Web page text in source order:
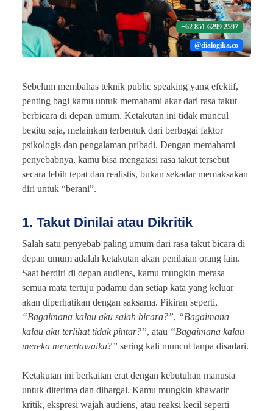
+62 851 6299 2597
@dialogika.co
Sebelum membahas teknik public speaking yang efektif,
penting bagi kamu untuk memahami akar dari rasa takut
berbicara di depan umum. Ketakutan ini tidak muncul
begitu saja, melainkan terbentuk dari berbagai faktor
psikologis dan pengalaman pribadi. Dengan memahami
penyebabnya, kamu bisa mengatasi rasa takut tersebut
secara lebih tepat dan realistis, bukan sekadar memaksakan
diri untuk “berani”.
1. Takut Dinilai atau Dikritik
Salah satu penyebab paling umum dari rasa takut bicara di
depan umum adalah ketakutan akan penilaian orang lain.
Saat berdiri di depan audiens, kamu mungkin merasa
semua mata tertuju padamu dan setiap kata yang keluar
akan diperhatikan dengan saksama. Pikiran seperti,
“Bagaimana kalau aku salah bicara?”, “Bagaimana
kalau aku terlihat tidak pintar?”, atau “Bagaimana kalau
mereka menertawaiku?” sering kali muncul tanpa disadari.
Ketakutan ini berkaitan erat dengan kebutuhan manusia
untuk diterima dan dihargai. Kamu mungkin khawatir
kritik, ekspresi wajah audiens, atau reaksi kecil seperti